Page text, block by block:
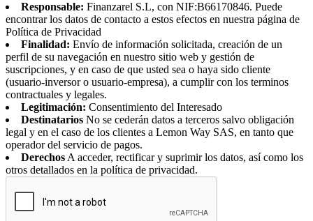
Responsable: Finanzarel S.L, con NIF:B66170846. Puede
encontrar los datos de contacto a estos efectos en nuestra página de
Política de Privacidad
Finalidad: Envío de información solicitada, creación de un
perfil de su navegación en nuestro sitio web y gestión de
suscripciones, y en caso de que usted sea o haya sido cliente
(usuario-inversor o usuario-empresa), a cumplir con los terminos
contractuales y legales.
Legitimación: Consentimiento del Interesado
Destinatarios No se cederán datos a terceros salvo obligación
legal y en el caso de los clientes a Lemon Way SAS, en tanto que
operador del servicio de pagos.
Derechos A acceder, rectificar y suprimir los datos, así como los
otros detallados en la política de privacidad.